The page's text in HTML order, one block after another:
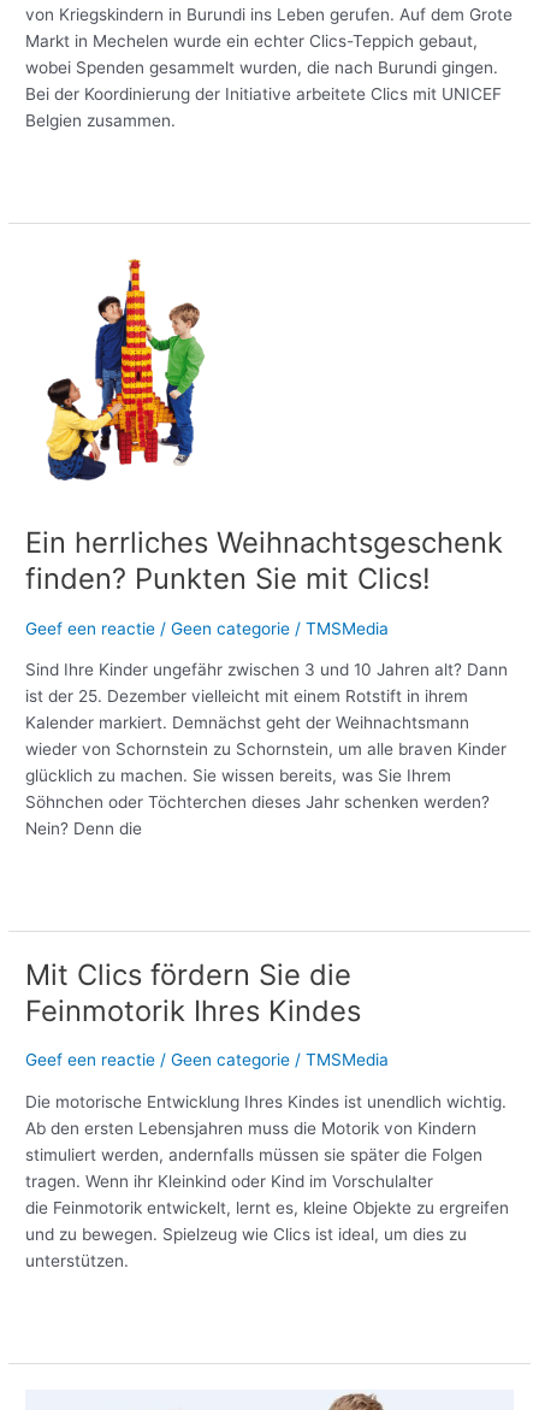
von Kriegskindern in Burundi ins Leben gerufen. Auf dem Grote
Markt in Mechelen wurde ein echter Clics-Teppich gebaut,
wobei Spenden gesammelt wurden, die nach Burundi gingen.
Bei der Koordinierung der Initiative arbeitete Clics mit UNICEF
Belgien zusammen.
Ein herrliches Weihnachtsgeschenk
finden? Punkten Sie mit Clics!
Geef een reactie /Geen categorie /TMSMedia
Sind Ihre Kinder ungefähr zwischen 3 und 10 Jahren alt? Dann
ist der 25. Dezember vielleicht mit einem Rotstift in ihrem
Kalender markiert. Demnächst geht der Weihnachtsmann
wieder von Schornstein zu Schornstein, um alle braven Kinder
glücklich zu machen. Sie wissen bereits, was Sie Ihrem
Söhnchen oder Töchterchen dieses Jahr schenken werden?
Nein? Denn die
Weihnachtsgeschenk
Sie
Clics!
Mit Clics fördern Sie die
Feinmotorik Ihres Kindes
Geef een reactie /Geen categorie /TMSMedia
Die motorische Entwicklung Ihres Kindes ist unendlich wichtig.
Ab den ersten Lebensjahren muss die Motorik von Kindern
stimuliert werden, andernfalls müssen sie später die Folgen
tragen. Wenn ihr Kleinkind oder Kind im Vorschulalter
die Feinmotorik entwickelt, lernt es, kleine Objekte zu ergreifen
und zu bewegen. Spielzeug wie Clics ist ideal, um dies zu
unterstützen.
Mit
Clics
fördern
Feinmotorik
Ihres
Kindes